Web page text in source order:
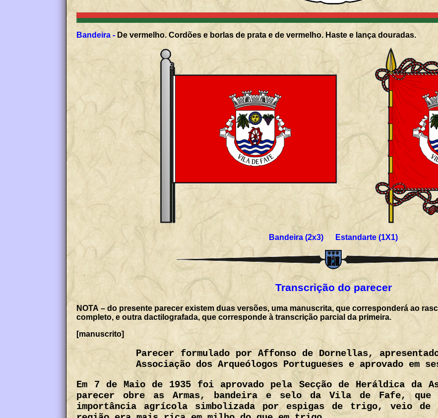
Bandeira - De vermelho. Cordões e borlas de prata e de vermelho. Haste e lança douradas.
Bandeira (2x3) Estandarte (1X1)
Transcrição do parecer
NOTA – do presente parecer existem duas versões, uma manuscrita, que corresponderá ao
completo, e outra dactilografada, que corresponde à transcrição parcial da primeira.
[manuscrito]
Parecer formulado por Affonso de Dornellas,
Associação dos Arqueólogos Portugueses e aprovado em
Em 7 de Maio de 1935 foi aprovado pela Secção de Heráldica da
parecer obre as Armas, bandeira e selo da Vila de Fafe, que
importância agrícola simbolizada por espigas de trigo, veio de